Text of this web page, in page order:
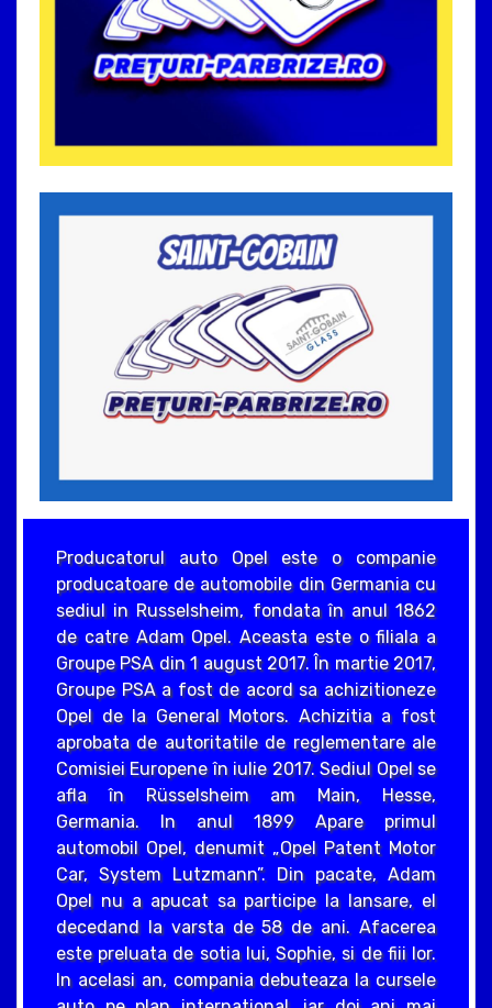
Producatorul auto Opel este o companie
producatoare de automobile din Germania cu
sediul in Russelsheim, fondata în anul 1862
de catre Adam Opel. Aceasta este o filiala a
Groupe PSA din 1 august 2017. În martie 2017,
Groupe PSA a fost de acord sa achizitioneze
Opel de la General Motors. Achizitia a fost
aprobata de autoritatile de reglementare ale
Comisiei Europene în iulie 2017. Sediul Opel se
afla în Rüsselsheim am Main, Hesse,
Germania. In anul 1899 Apare primul
automobil Opel, denumit „Opel Patent Motor
Car, System Lutzmann”. Din pacate, Adam
Opel nu a apucat sa participe la lansare, el
decedand la varsta de 58 de ani. Afacerea
este preluata de sotia lui, Sophie, si de fiii lor.
In acelasi an, compania debuteaza la cursele